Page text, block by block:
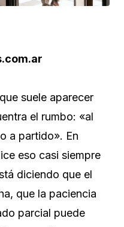
suele aparecer
el rumbo: «al
a partido». En
eso casi siempre
diciendo que el
que la paciencia
parcial puede